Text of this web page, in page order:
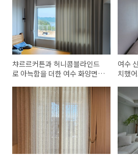
챠르르커튼과 허니콤블라인드
로 아늑함을 더한 여수 화양면
여수
치했